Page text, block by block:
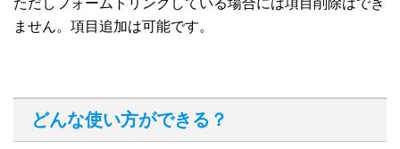
ただしフォームトリンクしている場合には項目削除はでき
ません。項目追加は可能です。
どんな使い方ができる？